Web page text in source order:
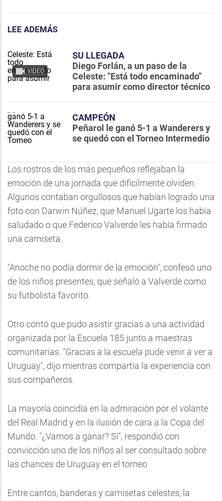
LEE ADEMÁS
VIDEO
SU LLEGADA
Diego Forlán, a un paso de la
Celeste: "Está todo encaminado"
para asumir como director técnico
CAMPEÓN
Peñarol le ganó 5-1 a Wanderers y
se quedó con el Torneo Intermedio
Los rostros de los más pequeños reflejaban la
emoción de una jornada que difícilmente olviden.
Algunos contaban orgullosos que habían logrado una
foto con Darwin Núñez, que Manuel Ugarte los había
saludado o que Federico Valverde les había firmado
una camiseta.
"Anoche no podía dormir de la emoción", confesó uno
de los niños presentes, que señaló a Valverde como
su futbolista favorito.
Otro contó que pudo asistir gracias a una actividad
organizada por la Escuela 185 junto a maestras
comunitarias. "Gracias a la escuela pude venir a ver a
Uruguay", dijo mientras compartía la experiencia con
sus compañeros.
La mayoría coincidía en la admiración por el volante
del Real Madrid y en la ilusión de cara a la Copa del
Mundo. "¿Vamos a ganar? Sí", respondió con
convicción uno de los niños al ser consultado sobre
las chances de Uruguay en el torneo.
Entre cantos, banderas y camisetas celestes, la